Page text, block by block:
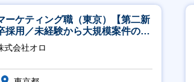
ーケティング職（東京）【第二新
採用／未経験から大規模案件のマ
ケティングが経験できる／研修充
】
式会社オロ